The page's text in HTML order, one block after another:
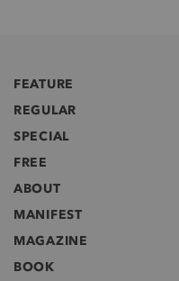
FEATURE
REGULAR
SPECIAL
FREE
ABOUT
MANIFEST
MAGAZINE
BOOK